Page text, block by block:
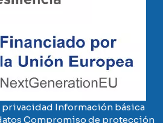
privacidad Información básica
Compromiso de protección